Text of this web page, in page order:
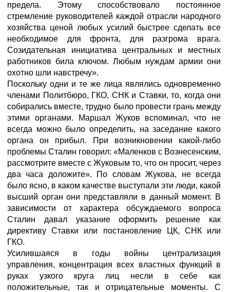
предела. Этому способствовало постоянное
стремление руководителей каждой отрасли народного
хозяйства ценой любых усилий быстрее сделать все
необходимое для фронта, для разгрома врага.
Созидательная инициатива центральных и местных
работников била ключом. Любым нуждам армии они
охотно шли навстречу».
Поскольку одни и те же лица являлись одновременно
членами Политбюро, ГКО, СНК и Ставки, то, когда они
собирались вместе, трудно было провести грань между
этими органами. Маршал Жуков вспоминал, что не
всегда можно было определить, на заседание какого
органа он прибыл. При возникновении какой-либо
проблемы Сталин говорил: «Маленков с Вознесенским,
рассмотрите вместе с Жуковым то, что он просит, через
два часа доложите». По словам Жукова, не всегда
было ясно, в каком качестве выступали эти люди, какой
высший орган они представляли в данный момент. В
зависимости от характера обсуждаемого вопроса
Сталин давал указание оформить решение как
директиву Ставки или постановление ЦК, СНК или
ГКО.
Усилившаяся в годы войны централизация
управления, концентрация всех властных функций в
руках узкого круга лиц несли в себе как
положительные, так и отрицательные моменты. С